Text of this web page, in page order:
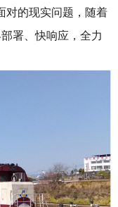
对的现实问题，随着
署、快响应，全力